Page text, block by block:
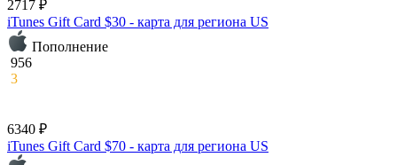
2717 ₽
iTunes Gift Card $30 - карта для региона US
Пополнение
956
3
6340 ₽
iTunes Gift Card $70 - карта для региона US